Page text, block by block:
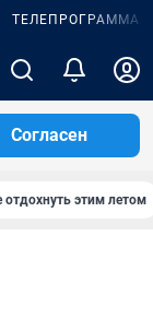
ТЕЛЕПРОГРАММА
Согласен
отдохнуть этим летом